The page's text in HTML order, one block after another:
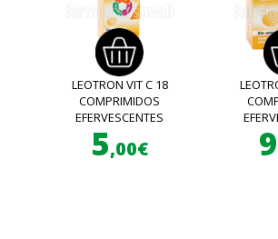
LEOTRON VIT C 18
COMPRIMIDOS
EFERVESCENTES
5,00€ 9